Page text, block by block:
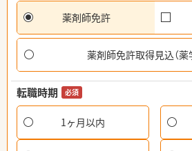
薬剤師免許
薬剤師免許取得見込（薬
転職時期 必須
1ヶ月以内